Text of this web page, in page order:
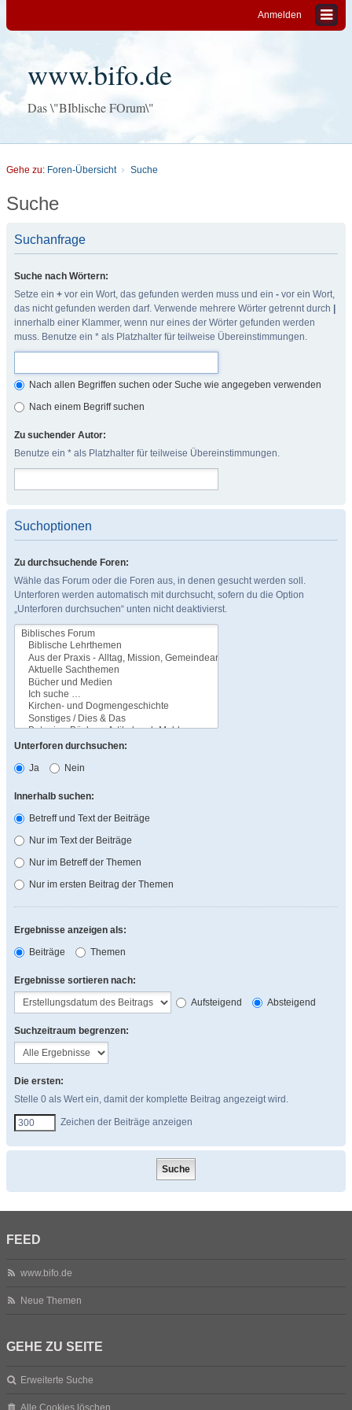
Anmelden
www.bifo.de
Das \"BIblische FOrum\"
Gehe zu: Foren-Übersicht Suche
Suche
Suchanfrage
Suche nach Wörtern:
Setze ein + vor ein Wort, das gefunden werden muss und ein - vor ein Wort,
das nicht gefunden werden darf. Verwende mehrere Wörter getrennt durch
innerhalb einer Klammer, wenn nur eines der Wörter gefunden werden
muss. Benutze ein * als Platzhalter für teilweise Übereinstimmungen.
Nach allen Begriffen suchen oder Suche wie angegeben verwenden
Nach einem Begriff suchen
Zu suchender Autor:
Benutze ein * als Platzhalter für teilweise Übereinstimmungen.
Suchoptionen
Zu durchsuchende Foren:
Wähle das Forum oder die Foren aus, in denen gesucht werden soll.
Unterforen werden automatisch mit durchsucht, sofern du die Option
„Unterforen durchsuchen“ unten nicht deaktivierst.
Unterforen durchsuchen:
Ja
Nein
Innerhalb suchen:
Betreff und Text der Beiträge
Nur im Text der Beiträge
Nur im Betreff der Themen
Nur im ersten Beitrag der Themen
Ergebnisse anzeigen als:
Beiträge
Themen
Ergebnisse sortieren nach:
Aufsteigend
Absteigend
Suchzeitraum begrenzen:
Die ersten:
Stelle 0 als Wert ein, damit der komplette Beitrag angezeigt wird.
Zeichen der Beiträge anzeigen
FEED
www.bifo.de
Neue Themen
GEHE ZU SEITE
Erweiterte Suche
Alle Cookies löschen